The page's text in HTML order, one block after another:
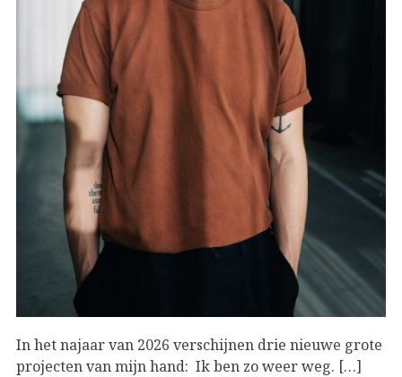
In het najaar van 2026 verschijnen drie nieuwe grote
projecten van mijn hand: Ik ben zo weer weg. […]